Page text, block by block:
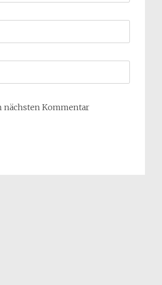
nächsten Kommentar